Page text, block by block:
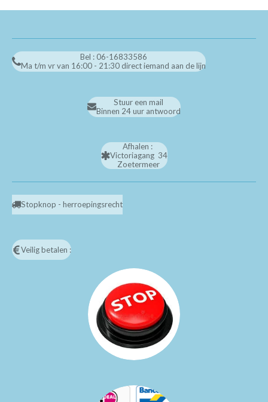
Bel : 06-16833586
Ma t/m vr van 16:00 - 21:30 direct iemand aan de lijn
Stuur een mail
Binnen 24 uur antwoord
Afhalen :
Victoriagang 34
Zoetermeer
Stopknop - herroepingsrecht
Veilig betalen :